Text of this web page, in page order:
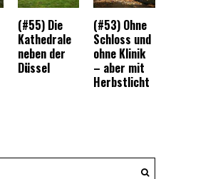
(#55) Die
Kathedrale
neben der
Düssel
(#53) Ohne
Schloss und
ohne Klinik
– aber mit
Herbstlicht